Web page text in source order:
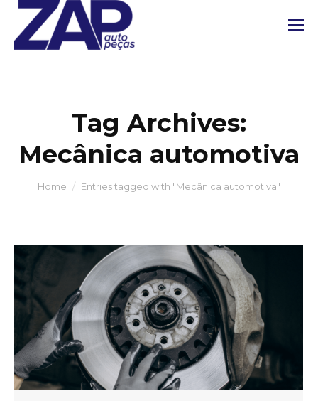
Tag Archives:
Mecânica automotiva
You are here:
Home Entries tagged with "Mecânica automotiva"